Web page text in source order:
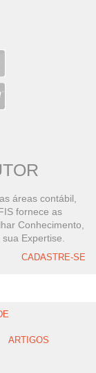
áreas contábil,
fornece as
Conhecimento,
Expertise.
CADASTRE-SE
ARTIGOS